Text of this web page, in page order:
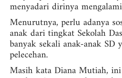
menyadari dirinya
Menurutnya, perlu adanya
anak dari tingkat Sekolah
banyak sekali anak-anak SD
pelecehan.
Masih kata Diana Mutiah,